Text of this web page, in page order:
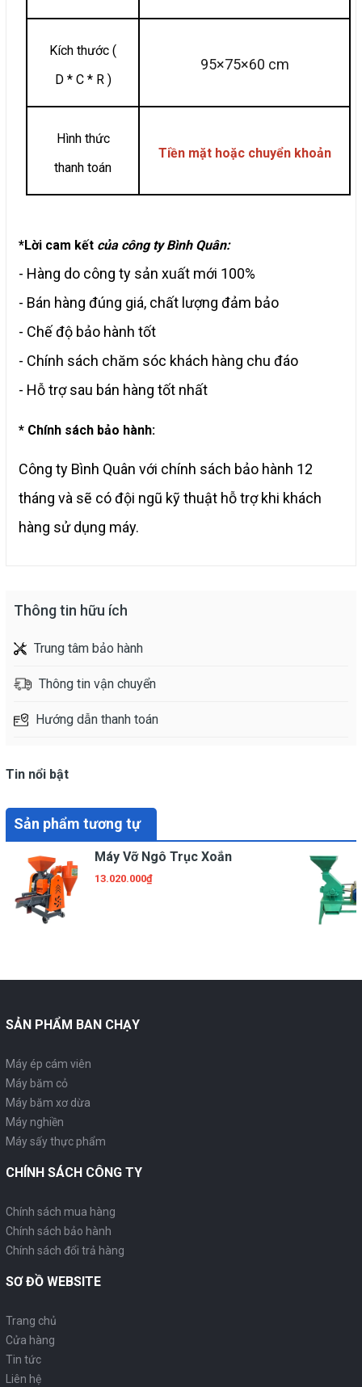
Kích thước (
D * C * R )
95×75×60 cm
Hình thức
thanh toán
Tiền mặt hoặc chuyển khoản
*Lời cam kết của công ty Bình Quân:
- Hàng do công ty sản xuất mới 100%
- Bán hàng đúng giá, chất lượng đảm bảo
- Chế độ bảo hành tốt
- Chính sách chăm sóc khách hàng chu đáo
- Hỗ trợ sau bán hàng tốt nhất
* Chính sách bảo hành:
Công ty Bình Quân với chính sách bảo hành 12
tháng và sẽ có đội ngũ kỹ thuật hỗ trợ khi khách
hàng sử dụng máy.
Thông tin hữu ích
Trung tâm bảo hành
Thông tin vận chuyển
Hướng dẫn thanh toán
Tin nổi bật
Sản phẩm tương tự
Máy Vỡ Ngô Trục Xoắn
13.020.000₫
SẢN PHẨM BAN CHẠY
Máy ép cám viên
Máy băm cỏ
Máy băm xơ dừa
Máy nghiền
Máy sấy thực phẩm
CHÍNH SÁCH CÔNG TY
Chính sách mua hàng
Chính sách bảo hành
Chính sách đổi trả hàng
SƠ ĐỒ WEBSITE
Trang chủ
Cửa hàng
Tin tức
Liên hệ